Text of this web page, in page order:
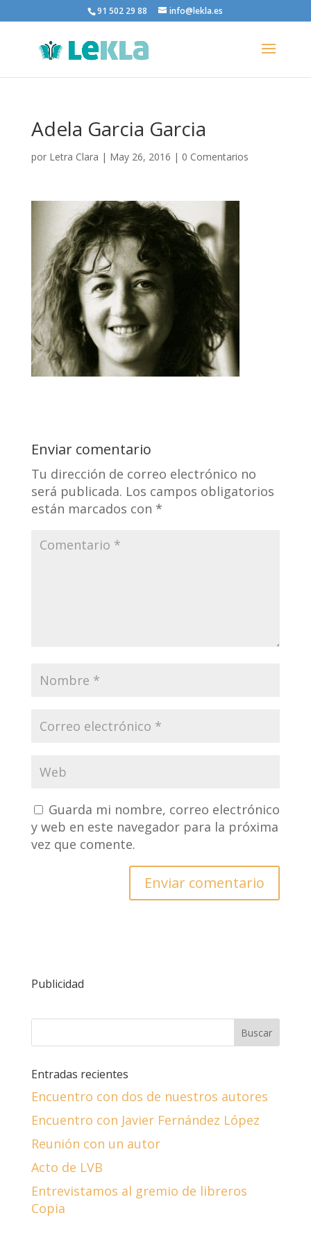
91 502 29 88 info@lekla.es
Adela Garcia Garcia
por Letra Clara | May 26, 2016 | 0 Comentarios
Enviar comentario
Tu dirección de correo electrónico no
será publicada. Los campos obligatorios
están marcados con *
Guarda mi nombre, correo electrónico
y web en este navegador para la próxima
vez que comente.
Publicidad
Entradas recientes
Encuentro con dos de nuestros autores
Encuentro con Javier Fernández López
Reunión con un autor
Acto de LVB
Entrevistamos al gremio de libreros
Copia